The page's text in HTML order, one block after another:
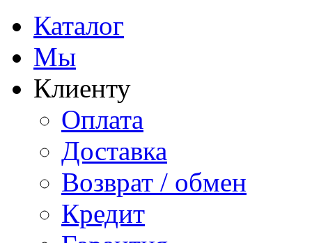
Каталог
Мы
Клиенту
Оплата
Доставка
Возврат / обмен
Кредит